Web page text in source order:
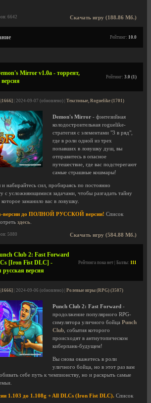
Скачать игру (188.86 Мб.)
6642
Рейтинг: 10.0
Mirror v1.0a - торрент,
Рейтинг: 3.0 (1)
| 2024-09-07 (обновлено) | Текстовые, Roguelike (1701)
Demon's Mirror - фэнтезийная
колодостроительная roguelike-
стратегия с элементами "3 в ряд",
где в роли одной из трех
попавших в ловушку душ, вы
отправитесь в опасное
путешествие, где вас подстерегают
самые страшные кошмары!
набирайтесь сил, пробираясь по постоянно
с усложняющимися задачами, чтобы разгадать тайну
заманило вас в ловушку.
версии до ПОЛНОЙ РУССКОЙ версии! Список
здесь
Скачать игру (584.88 Мб.)
5080
Club 2: Fast Forward
[Iron Fist DLC] -
русская версия
Рейтинга пока нет | Баллы: 111
| 2024-09-06 (обновлено) | Ролевые игры (RPG) (3507)
Punch Club 2: Fast Forward -
продолжение популярного RPG-
симулятора уличного бойца Punch
Club , события которого
происходят в антиутопическом
киберпанк-будущем!
Вы снова окажетесь в роли
уличного бойца, но в этот раз вам
себе путь к чемпионству, но и раскрыть самые
1.103 до 1.108g + All DLCs (Iron Fist DLC). Список